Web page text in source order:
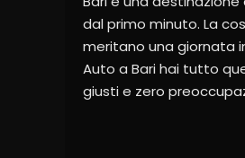
dal primo minuto. La
meritano una giornata
Auto a Bari hai tutto
giusti e zero